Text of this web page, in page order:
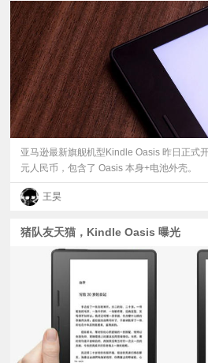
视
频
科
普
体
验
亚马逊最新旗舰机型Kindle Oasis 昨日正式
元人民币，包含了 Oasis 本身+电池外壳。
王昊
猪队友天猫，Kindle Oasis 曝光